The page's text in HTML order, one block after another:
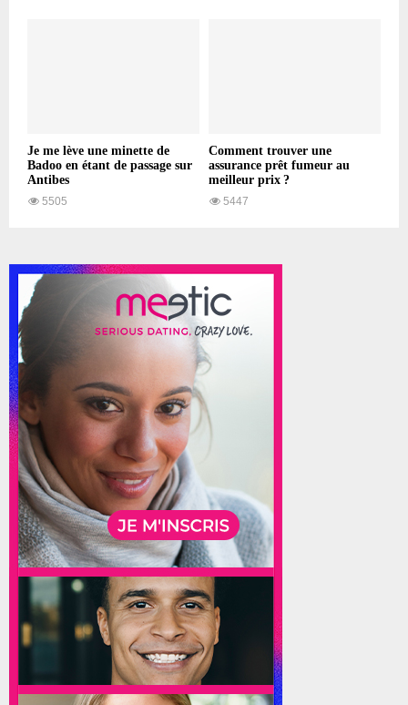
Je me lève une minette de
Badoo en étant de passage sur
Antibes
5505
Comment trouver une
assurance prêt fumeur au
meilleur prix ?
5447